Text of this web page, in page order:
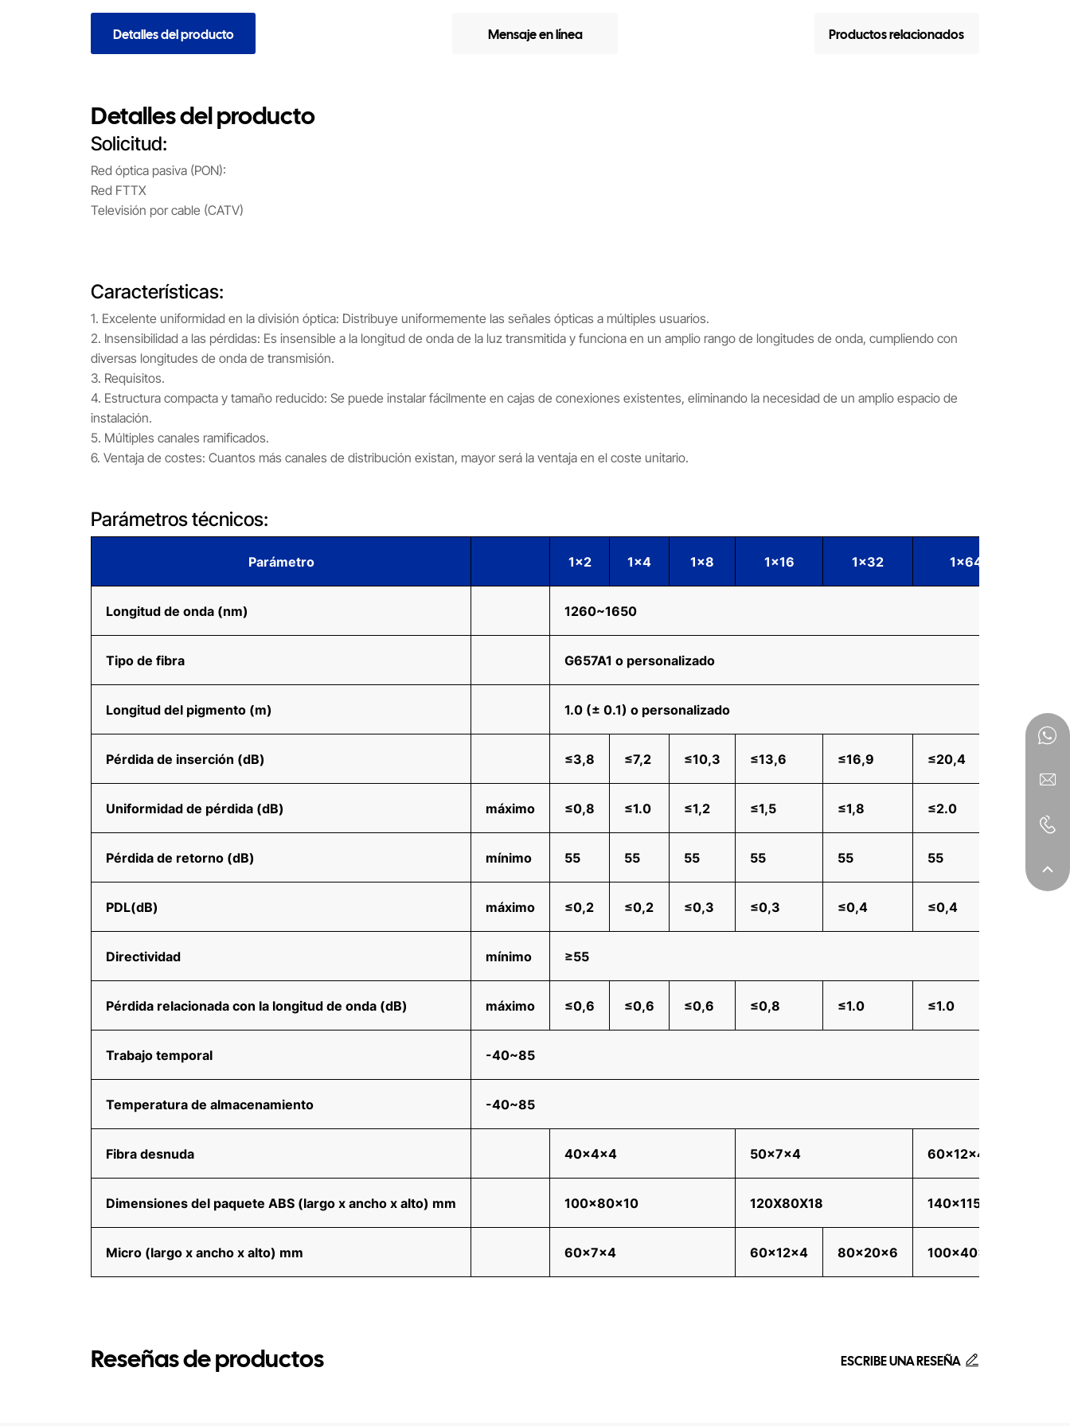
Detalles del producto Mensaje en línea Productos relacionados
Detalles del producto
Solicitud:
Red óptica pasiva (PON):
Red FTTX
Televisión por cable (CATV)
Características:
1. Excelente uniformidad en la división óptica: Distribuye uniformemente las señales ópticas a múltiples usuarios.
2. Insensibilidad a las pérdidas: Es insensible a la longitud de onda de la luz transmitida y funciona en un amplio rango de longitudes de onda, cumpliendo con
diversas longitudes de onda de transmisión.
3. Requisitos.
4. Estructura compacta y tamaño reducido: Se puede instalar fácilmente en cajas de conexiones existentes, eliminando la necesidad de un amplio espacio de
instalación.
5. Múltiples canales ramificados.
6. Ventaja de costes: Cuantos más canales de distribución existan, mayor será la ventaja en el coste unitario.
Parámetros técnicos:
Parámetro 1x2 1x4 1x8 1x16 1x32 1x64
Longitud de onda (nm) 1260~1650
Tipo de fibra G657A1 o personalizado
Longitud del pigmento (m) 1.0 (± 0.1) o personalizado
Pérdida de inserción (dB) ≤3,8 ≤7,2 ≤10,3 ≤13,6 ≤16,9 ≤20,4
Uniformidad de pérdida (dB) máximo ≤0,8 ≤1.0 ≤1,2 ≤1,5 ≤1,8 ≤2.0
Pérdida de retorno (dB) mínimo 55 55 55 55 55 55
PDL(dB) máximo ≤0,2 ≤0,2 ≤0,3 ≤0,3 ≤0,4 ≤0,4
Directividad mínimo ≥55
Pérdida relacionada con la longitud de onda (dB) máximo ≤0,6 ≤0,6 ≤0,6 ≤0,8 ≤1.0 ≤1.0
Trabajo temporal -40~85
Temperatura de almacenamiento -40~85
Fibra desnuda 40x4x4 50x7x4 60x12x4
Dimensiones del paquete ABS (largo x ancho x alto) mm 100x80x10 120X80X18 140x115x18
Micro (largo x ancho x alto) mm 60x7x4 60x12x4 80x20x6 100x40x6
Reseñas de productos ESCRIBE UNA RESEÑA